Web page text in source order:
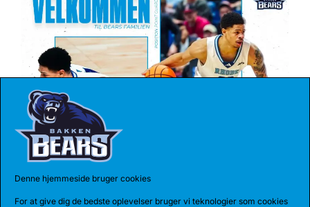
Denne hjemmeside bruger cookies
For at give dig de bedste oplevelser bruger vi teknologier som cookies
BEARS HENTER ATLETISK GUARD
Den 185 cm høje amerikanske guard, Myles Corey,
har indgået en 1-årig aftale med...